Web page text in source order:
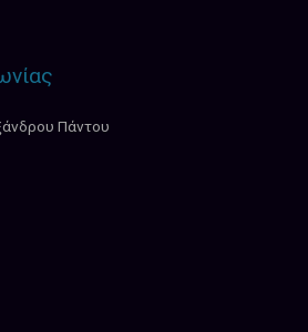
Πάντου